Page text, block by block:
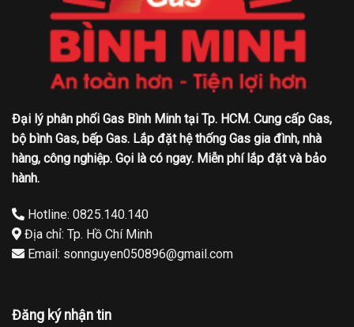
Đại lý phân phối Gas Bình Minh tại Tp. HCM. Cung cấp Gas,
bộ bình Gas, bếp Gas. Lắp đặt hệ thống Gas gia đình, nhà
hàng, công nghiệp. Gọi là có ngay. Miễn phí lắp đặt và bảo
hành.
Hotline: 0825.140.140
Địa chỉ: Tp. Hồ Chí Minh
Email: sonnguyen050896@gmail.com
Đăng ký nhận tin